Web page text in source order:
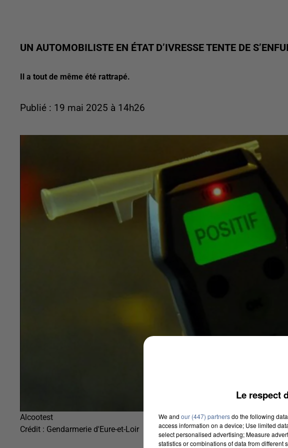
UN AUTOMOBILISTE EN ÉTAT D’IVRESSE TENTE DE
Il a tout de même été rattrapé.
Publié : 19 mai 2025 à 14h26
Alcootest
Crédit : Gendarmerie d'Eure-et-Loir
Le respect
We and our (447) partnersdo the following
access information on a device; Use limited
select personalised advertising; Measure
statistics or combinations of data from